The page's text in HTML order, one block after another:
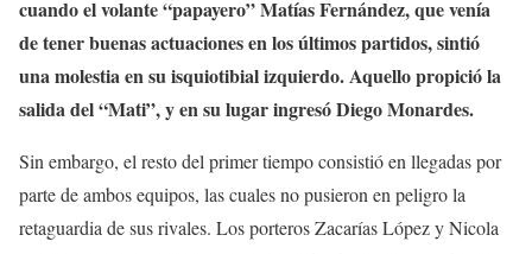
cuando el volante “papayero” Matías Fernández, que venía
de tener buenas actuaciones en los últimos partidos, sintió
una molestia en su isquiotibial izquierdo. Aquello propició la
salida del “Mati”, y en su lugar ingresó Diego Monardes.
Sin embargo, el resto del primer tiempo consistió en llegadas por
parte de ambos equipos, las cuales no pusieron en peligro la
retaguardia de sus rivales. Los porteros Zacarías López y Nicola